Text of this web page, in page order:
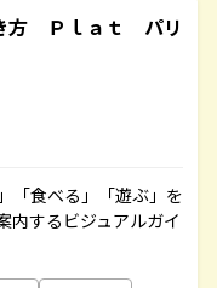
方 Ｐｌａｔ パリ
「食べる」「遊ぶ」を
内するビジュアルガイ